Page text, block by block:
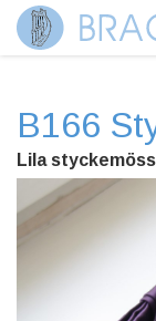
B166
Lila